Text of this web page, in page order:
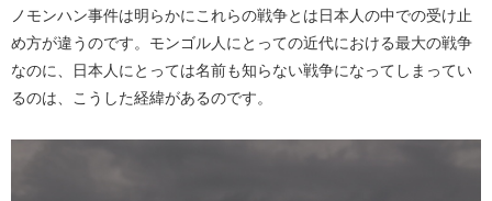
ノモンハン事件は明らかにこれらの戦争とは日本人の中での受け止
め方が違うのです。モンゴル人にとっての近代における最大の戦争
なのに、日本人にとっては名前も知らない戦争になってしまってい
るのは、こうした経緯があるのです。